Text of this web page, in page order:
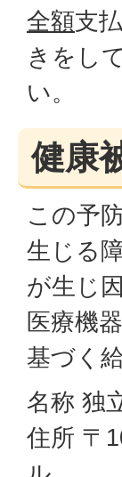
全額支
きをし
い。
健康
この予
生じる
が生じ
医療機
基づく
名称 独
住所 〒